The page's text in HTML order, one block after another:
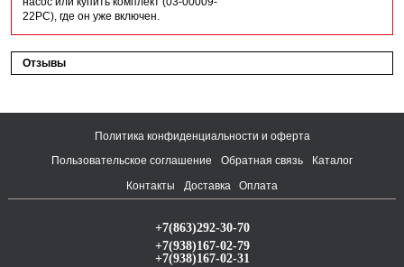
22PC), где он уже включен.
Отзывы
Политика конфиденциальности и оферта
Пользовательское соглашение
Обратная связь
Каталог
Контакты
Доставка Оплата
+7(863)292-30-70
+7(938)167-02-79
+7(938)167-02-31